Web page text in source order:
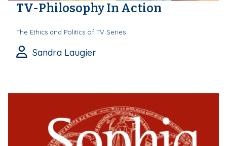
TV-Philosophy In Action
The Ethics and Politics of TV Series
Sandra Laugier